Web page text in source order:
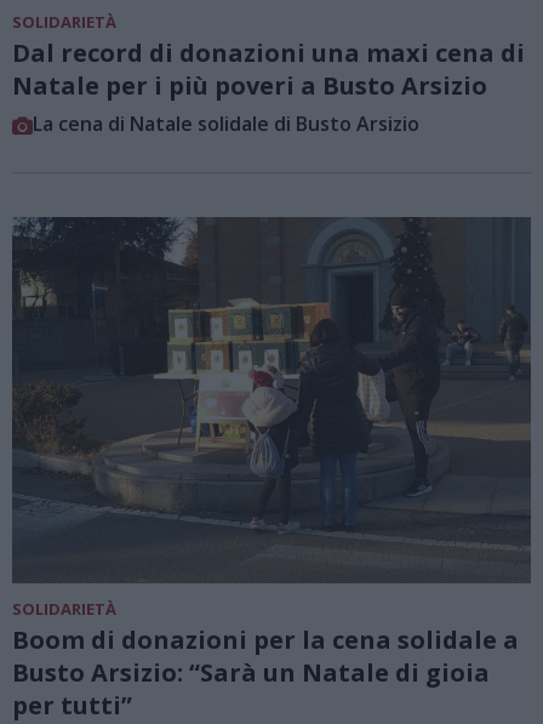
SOLIDARIETÀ
Dal record di donazioni una maxi cena di
Natale per i più poveri a Busto Arsizio
La cena di Natale solidale di Busto Arsizio
SOLIDARIETÀ
Boom di donazioni per la cena solidale a
Busto Arsizio: “Sarà un Natale di gioia
per tutti”